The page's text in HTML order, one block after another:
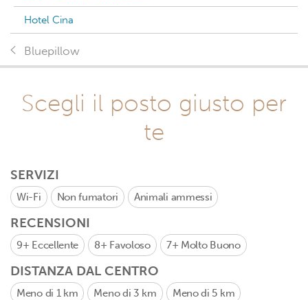
Hotel Cina
Bluepillow
Scegli il posto giusto per
te
SERVIZI
Wi-Fi Non fumatori Animali ammessi
RECENSIONI
9+ Eccellente 8+ Favoloso 7+ Molto Buono
DISTANZA DAL CENTRO
Meno di 1 km Meno di 3 km Meno di 5 km